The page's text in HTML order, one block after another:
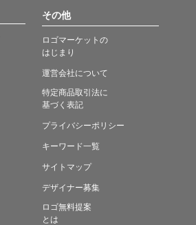
その他
ロゴマーケットの
はじまり
運営会社について
特定商品取引法に
基づく表記
プライバシーポリシー
キーワード一覧
サイトマップ
デザイナー募集
ロゴ無料提案
とは